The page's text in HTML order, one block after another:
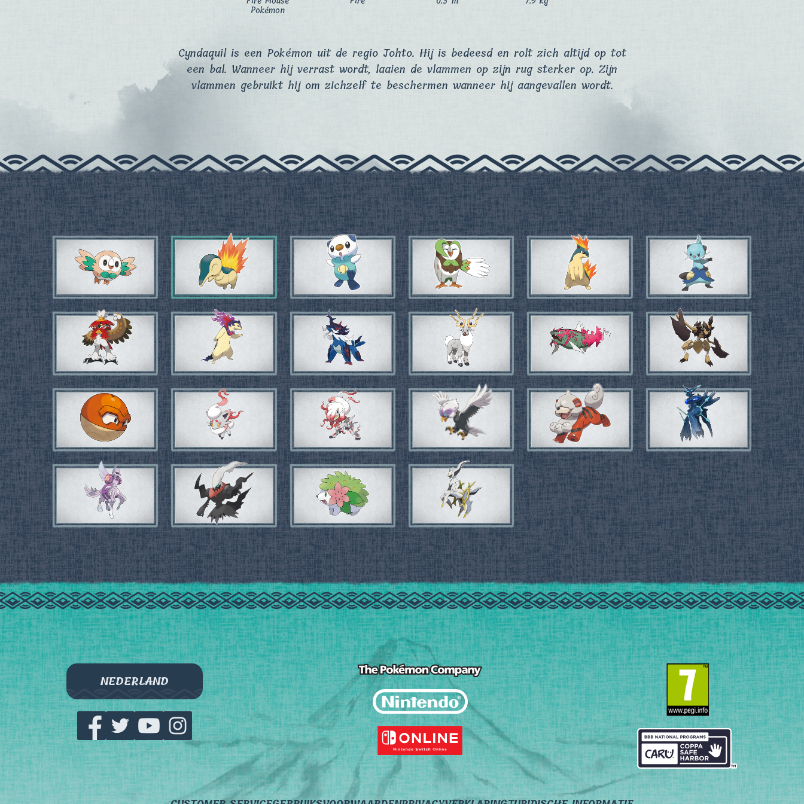
Pokémon
Cyndaquil is een Pokémon uit de regio Johto. Hij is bedeesd en rolt zich altijd op tot
een bal. Wanneer hij verrast wordt, laaien de vlammen op zijn rug sterker op. Zijn
vlammen gebruikt hij om zichzelf te beschermen wanneer hij aangevallen wordt.
NEDERLAND